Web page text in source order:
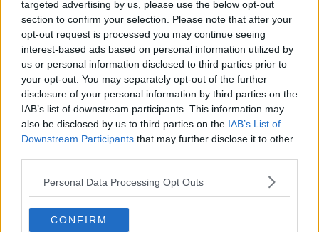
targeted advertising by us, please use the below opt-out
section to confirm your selection. Please note that after your
opt-out request is processed you may continue seeing
interest-based ads based on personal information utilized by
us or personal information disclosed to third parties prior to
your opt-out. You may separately opt-out of the further
disclosure of your personal information by third parties on the
IAB’s list of downstream participants. This information may
also be disclosed by us to third parties on the IAB’s List of
Downstream Participants that may further disclose it to other
Personal Data Processing Opt Outs
CONFIRM
Come primo atto, ha partecipato all’evento ufficiale legato
all’accordo con il Pisa Sporting Club per la realizzazione del
nuovo centro sportivo nerazzurro , siglato proprio con il sostegno
della banca.
Giusti, 67 anni a Maggio, ha ripercorso una carriera iniziata
giovanissimo. Ha guidato la banca in momenti decisivi come la
fusione con la Banca di Cascina nel 2017 e la successiva scissione
da Banca di Pisa e Fornacette, che ha permesso all’istituto di
consolidarsi in cinque province toscane con 17 sportelli attivi.
“Ringrazio il Consiglio di Amministrazione, il Collegio Sindacale, tutti
i Soci e i dipendenti che hanno avuto fiducia in me in tutti questi
anni”, ha detto Giusti. “È stato un onore guidare questa banca e